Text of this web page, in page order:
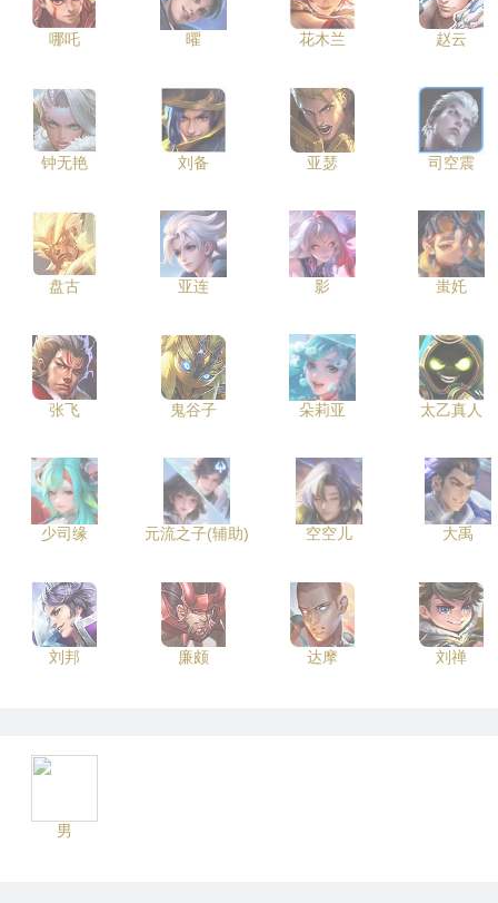
哪吒 曜 花木兰 赵云
钟无艳 刘备 亚瑟 司空震
盘古 亚连 影 蚩奼
张飞 鬼谷子 朵莉亚 太乙真人
少司缘 元流之子(辅助) 空空儿 大禹
刘邦 廉颇 达摩 刘禅
男